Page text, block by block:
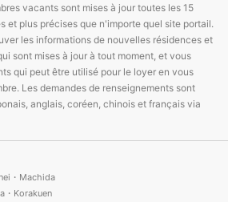
vacants sont mises à jour toutes les 15
et plus précises que n'importe quel site portail.
les informations de nouvelles résidences et
sont mises à jour à tout moment, et vous
qui peut être utilisé pour le loyer en vous
Les demandes de renseignements sont
anglais, coréen, chinois et français via
・Machida
・Korakuen